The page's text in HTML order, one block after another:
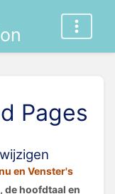
Pages
en Venster's
de hoofdtaal en